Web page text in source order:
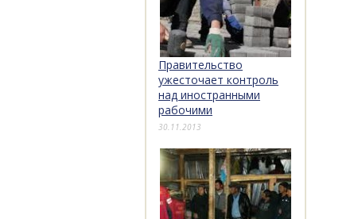
Правительство
ужесточает контроль
над иностранными
рабочими
30.11.2013